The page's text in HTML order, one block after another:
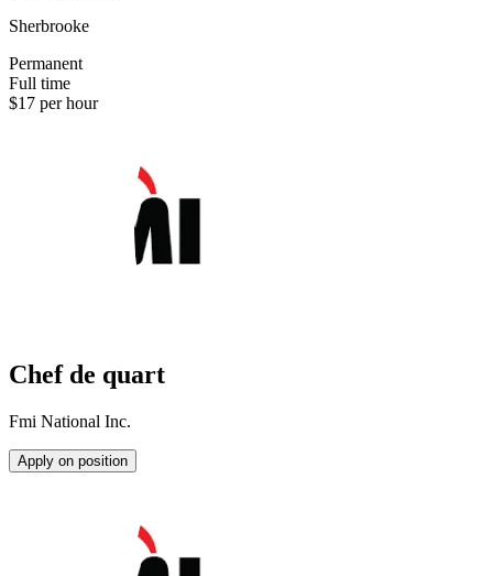
Sherbrooke
Permanent
Full time
$17 per hour
Chef de quart
Fmi National Inc.
Apply on position